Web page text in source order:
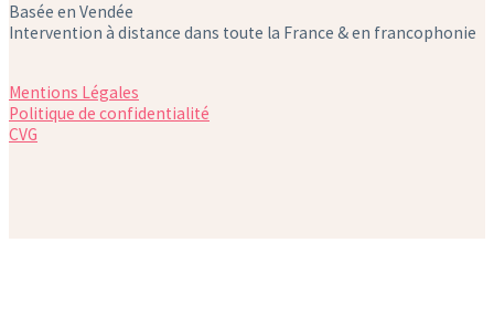
Basée en Vendée
Intervention à distance dans toute la France & en francophonie
Mentions Légales
Politique de confidentialité
CVG